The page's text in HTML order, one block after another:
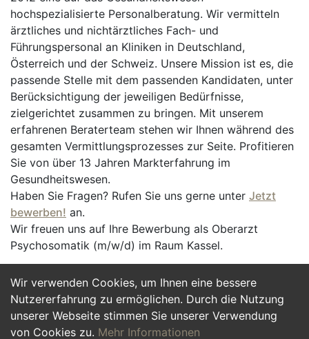
Wir verwenden Cookies, um Ihnen eine bessere
Nutzererfahrung zu ermöglichen. Durch die Nutzung
unserer Webseite stimmen Sie unserer Verwendung
von Cookies zu. Mehr Informationen
hochspezialisierte Personalberatung. Wir vermitteln
ärztliches und nichtärztliches Fach- und
Führungspersonal an Kliniken in Deutschland,
Österreich und der Schweiz. Unsere Mission ist es, die
passende Stelle mit dem passenden Kandidaten, unter
Berücksichtigung der jeweiligen Bedürfnisse,
zielgerichtet zusammen zu bringen. Mit unserem
erfahrenen Beraterteam stehen wir Ihnen während des
gesamten Vermittlungsprozesses zur Seite. Profitieren
Sie von über 13 Jahren Markterfahrung im
Gesundheitswesen.
Haben Sie Fragen? Rufen Sie uns gerne unter Jetzt
bewerben! an.
Wir freuen uns auf Ihre Bewerbung als Oberarzt
Psychosomatik (m/w/d) im Raum Kassel.
Jetzt Bewerben